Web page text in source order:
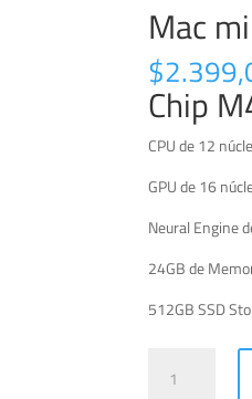
Mac
$
Chip
CPU de 12
GPU de 16
Neural Engine
24GB de
512GB SSD
mini